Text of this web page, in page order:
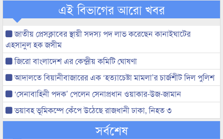
এই বিভাগের আরো খবর
জাতীয় প্রেসক্লাবের স্থায়ী সদস্য পদ লাভ করেছেন কানাইঘাটের
এহসানুল হক জসীম
জিরো বাংলাদেশ এর কেন্দ্রীয় কমিটি ঘোষণা
আদালতে বিয়ানীবাজারের এক ‘হত্যাচেষ্টা মামলা’র চার্জশীট দিল পুলিশ
‘সেনাবাহিনী পদক’ পেলেন সেনাপ্রধান ওয়াকার-উজ-জামান
ভয়াবহ ভূমিকম্পে কেঁপে উঠেছে রাজধানী ঢাকা, নিহত ৩
সর্বশেষ